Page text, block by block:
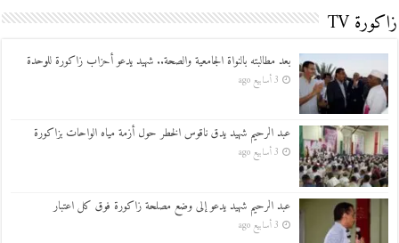
زاكورة TV
بعد مطالبته بالنواة الجامعية والصحة.. شهيد يدعو أحزاب زاكورة للوحدة
3 أسابيع ago
عبد الرحيم شهيد يدق ناقوس الخطر حول أزمة مياه الواحات بزاكورة
3 أسابيع ago
عبد الرحيم شهيد يدعو إلى وضع مصلحة زاكورة فوق كل اعتبار
3 أسابيع ago